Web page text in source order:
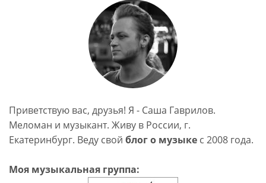
Приветствую вас, друзья! Я - Саша Гаврилов.
Меломан и музыкант. Живу в России, г.
Екатеринбург. Веду свой блог о музыке c 2008 года.
Моя музыкальная группа: